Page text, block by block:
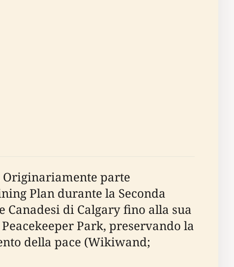
parte
Plan durante la Seconda
Canadesi di Calgary fino alla sua
Park, preservando la
della pace (Wikiwand;